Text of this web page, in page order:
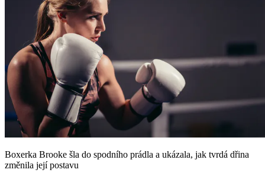
Boxerka Brooke šla do spodního prádla a ukázala, jak tvrdá dřina
změnila její postavu